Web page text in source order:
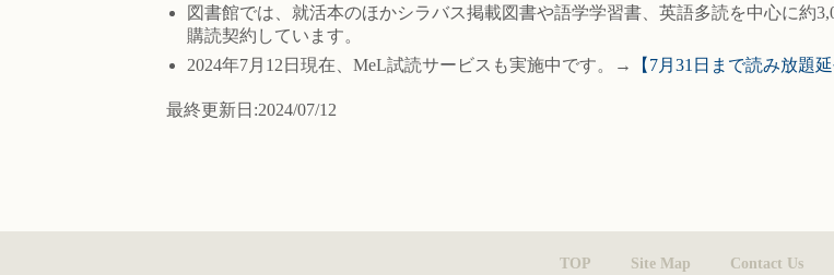
図書館では、就活本のほかシラバス掲載図書や語学学習書、英語多読を中心に約
購読契約しています。
2024年7月12日現在、MeL試読サービスも実施中です。→
【7月31日まで読み放題
最終更新日:2024/07/12
TOP Site Map Contact Us